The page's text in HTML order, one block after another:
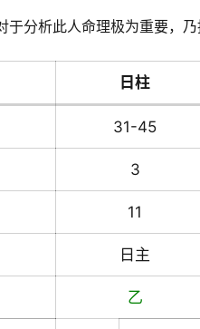
分析此人命理极为重要，乃
日柱
31-45
3
11
日主
乙